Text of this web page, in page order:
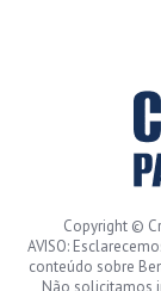
Copyright ©
AVISO:
conteúdo sobre
Não solicitamos